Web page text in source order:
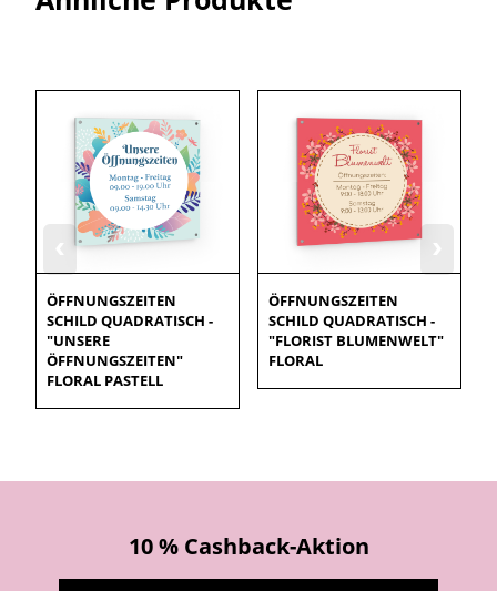
ÖFFNUNGSZEITEN
SCHILD QUADRATISCH -
"UNSERE
ÖFFNUNGSZEITEN"
FLORAL PASTELL
ÖFFNUNGSZEITEN
SCHILD QUADRATISCH -
"FLORIST BLUMENWELT"
FLORAL
10 % Cashback-Aktion